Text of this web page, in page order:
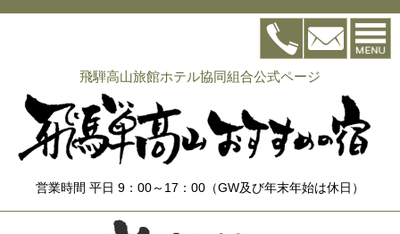
飛騨高山旅館ホテル協同組合公式ページ
営業時間 平日 9：00～17：00（GW及び年末年始は休日）